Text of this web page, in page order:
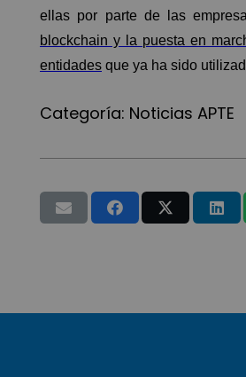
ellas por parte de las
blockchain y la puesta en
entidades que ya ha sido
Categoría: Noticias APTE